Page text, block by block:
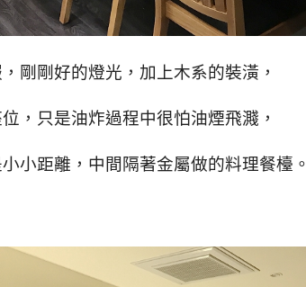
剛剛好的燈光，加上木系的裝潢，
，只是油炸過程中很怕油煙飛濺，
小距離，中間隔著金屬做的料理餐檯。